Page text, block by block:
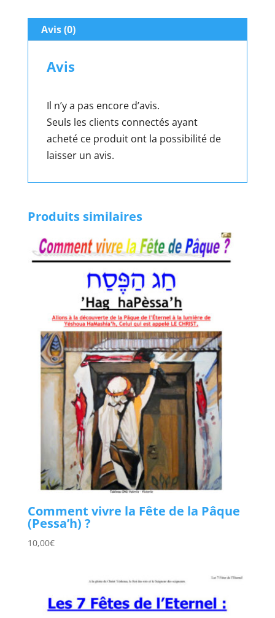
cm
shofar)
Avis (0)
Avis
Il n’y a pas encore d’avis.
Seuls les clients connectés ayant
acheté ce produit ont la possibilité de
laisser un avis.
Produits similaires
Comment vivre la Fête de la Pâque
(Pessa’h) ?
10,00€